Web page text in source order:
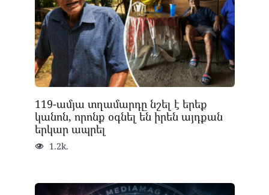
119-ամյա տղամարդը նշել է երեք
կանոն, որոնք օգնել են իրեն այդքան
երկար ապրել
1.2k.